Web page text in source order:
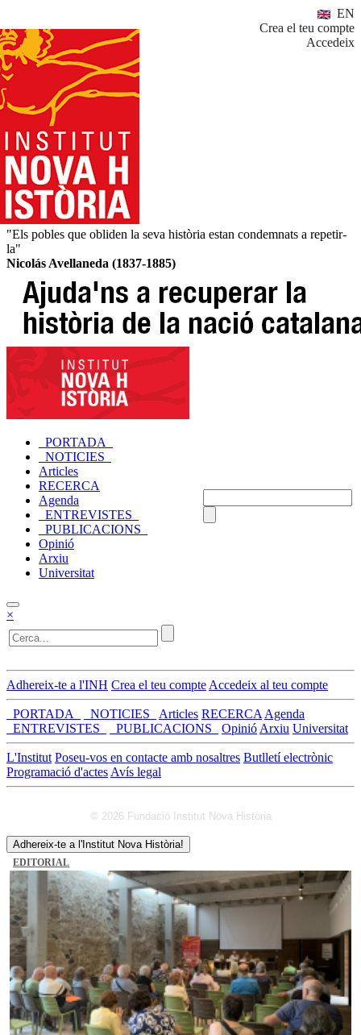
EN
Crea el teu compte
Accedeix
"Els pobles que obliden la seva història estan condemnats a repetir-
la"
Nicolás Avellaneda (1837-1885)
_PORTADA_
_NOTICIES_
Articles
RECERCA
Agenda
_ENTREVISTES_
_PUBLICACIONS_
Opinió
Arxiu
Universitat
×
Adhereix-te a l'INH Crea el teu compte Accedeix al teu compte
_PORTADA_ _NOTICIES_ Articles RECERCA Agenda
_ENTREVISTES_
_PUBLICACIONS_ Opinió Arxiu Universitat
L'Institut Poseu-vos en contacte amb nosaltres Butlletí electrònic
Programació d'actes Avís legal
© 2026 Fundació Institut Nova Història
Adhereix-te a l'Institut Nova Història!
EDITORIAL